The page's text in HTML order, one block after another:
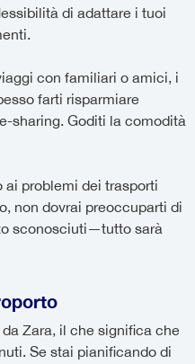
di adattare i tuoi
con familiari o amici, i
farti risparmiare
sharing. Goditi la comodità
ai problemi dei trasporti
non dovrai preoccuparti di
sconosciuti—tutto sarà
Zara, il che significa che
Se stai pianificando di